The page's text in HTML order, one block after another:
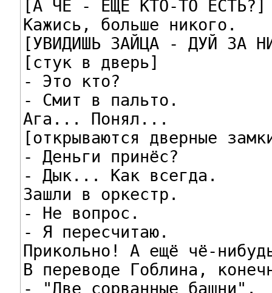
[А ЧЁ - ЕЩЁ КТО-ТО ЕСТЬ?]
Кажись, больше никого.
[УВИДИШЬ ЗАЙЦА - ДУЙ ЗА
[стук в дверь]
- Это кто?
- Смит в пальто.
Ага... Понял...
[открываются дверные
- Деньги принёс?
- Дык... Как всегда.
Зашли в оркестр.
- Не вопрос.
- Я пересчитаю.
Прикольно! А ещё чё-
В переводе Гоблина,
- "Две сорванные башни".